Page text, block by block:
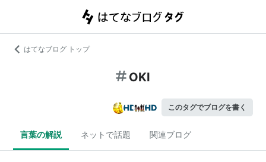
はてなブログ トップ
OKI
このタグでブログを書く
言葉の解説 ネットで話題 関連ブログ